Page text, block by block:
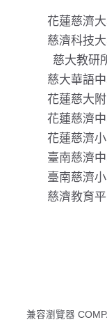
花蓮慈濟
慈濟科技
慈大教研
慈大華語
花蓮慈大
花蓮慈濟
花蓮慈濟
臺南慈濟
臺南慈濟
慈濟教育
兼容瀏覽器